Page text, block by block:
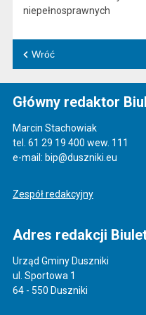
niepełnosprawnych
Wróć
Główny redaktor
Marcin Stachowiak
tel. 61 29 19 400 wew. 111
e-mail: bip@duszniki.eu
Zespół redakcyjny
Adres redakcji
Urząd Gminy Duszniki
ul. Sportowa 1
64 - 550 Duszniki